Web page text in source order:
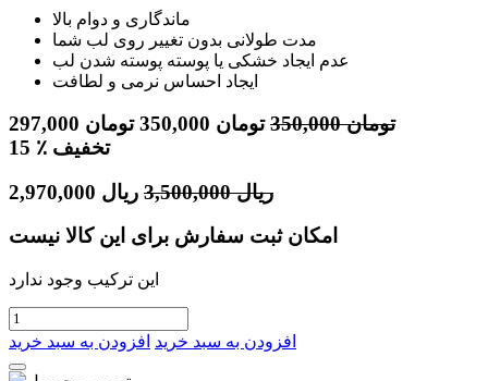
ماندگاری و دوام بالا
مدت طولانی بدون تغییر روی لب شما
عدم ایجاد خشکی یا پوسته پوسته شدن لب
ایجاد احساس نرمی و لطافت
297,000 تومان 350,000تومان 350,000 تومان
15
٪ تخفیف
2,970,000 ریال 3,500,000 ریال
امکان ثبت سفارش برای این کالا نیست
این ترکیب وجود ندارد
افزودن به سبد خرید افزودن به سبد خرید